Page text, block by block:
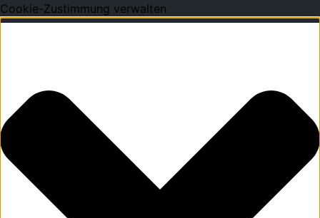
Cookie-Zustimmung verwalten